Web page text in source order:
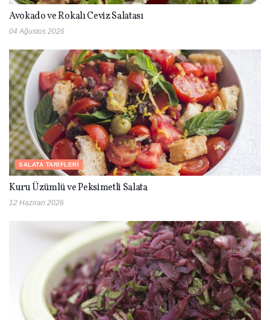
Avokado ve Rokalı Ceviz Salatası
04 Ağustos 2026
SALATA TARIFLERI
Kuru Üzümlü ve Peksimetli Salata
12 Haziran 2026